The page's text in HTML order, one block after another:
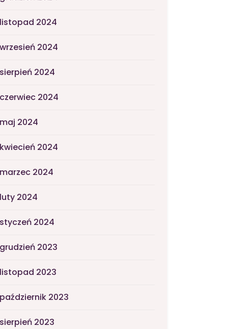
listopad 2024
wrzesień 2024
sierpień 2024
czerwiec 2024
maj 2024
kwiecień 2024
marzec 2024
luty 2024
styczeń 2024
grudzień 2023
listopad 2023
październik 2023
sierpień 2023